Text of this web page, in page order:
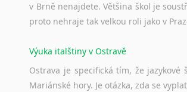
v Brně nenajdete. Většina škol je
proto nehraje tak velkou roli jako v
Výuka italštiny v Ostravě
Ostrava je specifická tím, že
Mariánské hory. Je otázka, zda se